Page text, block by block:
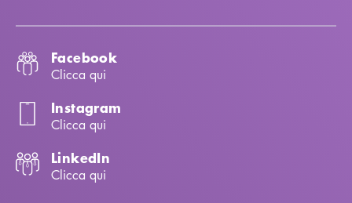
Facebook
Clicca qui
Instagram
Clicca qui
LinkedIn
Clicca qui